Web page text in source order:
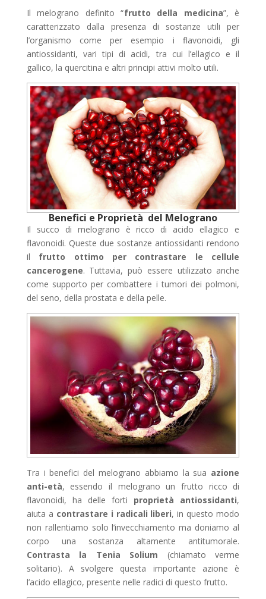
Il melograno definito “frutto della medicina”, è
caratterizzato dalla presenza di sostanze utili per
l’organismo come per esempio i flavonoidi, gli
antiossidanti, vari tipi di acidi, tra cui l’ellagico e il
gallico, la quercitina e altri principi attivi molto utili.
Benefici e Proprietà del Melograno
Il succo di melograno è ricco di acido ellagico e
flavonoidi. Queste due sostanze antiossidanti rendono
il frutto ottimo per contrastare le cellule
cancerogene. Tuttavia, può essere utilizzato anche
come supporto per combattere i tumori dei polmoni,
del seno, della prostata e della pelle.
Tra i benefici del melograno abbiamo la sua azione
anti-età, essendo il melograno un frutto ricco di
flavonoidi, ha delle forti proprietà antiossidanti,
aiuta a contrastare i radicali liberi, in questo modo
non rallentiamo solo l’invecchiamento ma doniamo al
corpo una sostanza altamente antitumorale.
Contrasta la Tenia Solium (chiamato verme
solitario). A svolgere questa importante azione è
l’acido ellagico, presente nelle radici di questo frutto.